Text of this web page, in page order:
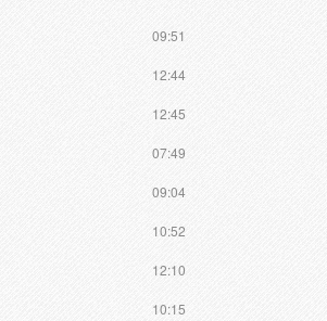
09:51
12:44
12:45
07:49
09:04
10:52
12:10
10:15